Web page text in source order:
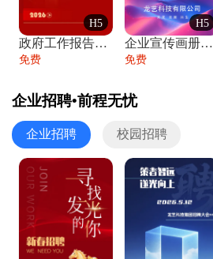
H5
政府工作报告政府年终工作总结
免费
H5
企业宣传画册公司简介产品介绍业务宣传手册
免费
企业招聘•前程无忧
企业招聘 校园招聘